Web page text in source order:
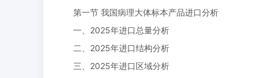
第一节 我国病理大体标本产品进口分析
一、2025年进口总量分析
二、2025年进口结构分析
三、2025年进口区域分析